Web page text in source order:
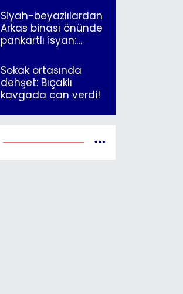
Siyah-beyazlılardan
Arkas binası önünde
pankartlı isyan:
İzmir"
Sokak ortasında
dehşet: Bıçaklı
kavgada can verdi!